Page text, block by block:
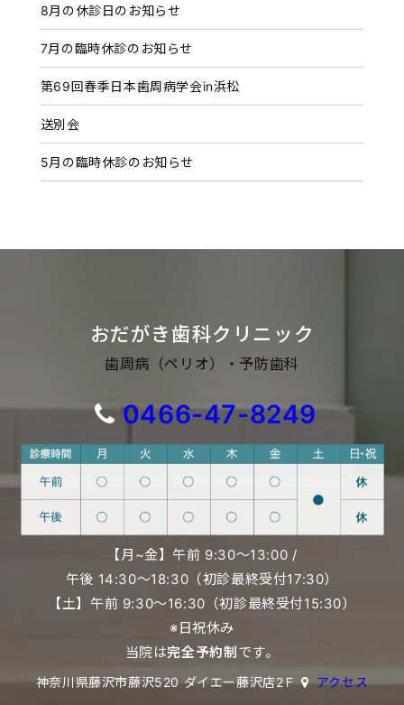
ブ
8月の休診日のお知らせ
7月の臨時休診のお知らせ
第69回春季日本歯周病学会in浜松
送別会
5月の臨時休診のお知らせ
おだがき歯科クリニック
歯周病（ペリオ）・予防歯科
0466-47-8249
【月~金】午前 9:30〜13:00 /
午後 14:30〜18:30（初診最終受付17:30）
【土】午前 9:30〜16:30（初診最終受付15:30）
※日祝休み
当院は完全予約制です。
神奈川県藤沢市藤沢520 ダイエー藤沢店2Ｆ アクセス